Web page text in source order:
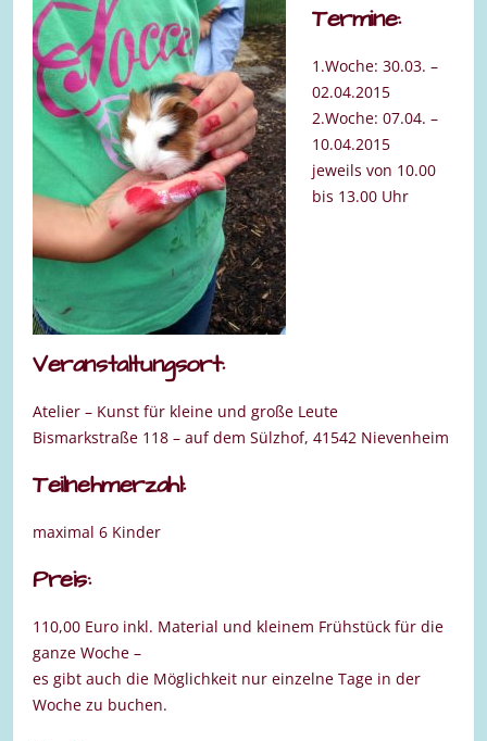
Termine:
1.Woche: 30.03. –
02.04.2015
2.Woche: 07.04. –
10.04.2015
jeweils von 10.00
bis 13.00 Uhr
Veranstaltungsort:
Atelier – Kunst für kleine und große Leute
Bismarkstraße 118 – auf dem Sülzhof, 41542 Nievenheim
Teilnehmerzahl:
maximal 6 Kinder
Preis:
110,00 Euro inkl. Material und kleinem Frühstück für die
ganze Woche –
es gibt auch die Möglichkeit nur einzelne Tage in der
Woche zu buchen.